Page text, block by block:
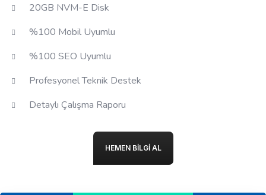
20GB NVM-E Disk
%100 Mobil Uyumlu
%100 SEO Uyumlu
Profesyonel Teknik Destek
Detaylı Çalışma Raporu
HEMEN BILGI AL